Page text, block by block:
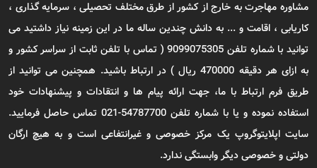
مشاوره مهاجرت به خارج از کشور از طرق مختلف تحصیلی ، سرمایه گذاری ،
کاریابی ، اقامت و ... به دانش چندین ساله ما در این زمینه نیاز داشتید می
توانید با شماره تلفن 9099075305 ( تماس با تلفن ثابت از سراسر کشور و
به ازای هر دقیقه 470000 ریال ) در ارتباط باشید. همچنین می توانید از
طریق فرم ارتباط با ما، جهت ارائه پیام ها و انتقادات و پیشنهادات خود
استفاده نموده و یا با شماره تلفن 54787700-021 تماس حاصل فرمایید.
سایت اپلایتوگروپ یک مرکز خصوصی و غیرانتفاعی است و به هیچ ارگان
دولتی و خصوصی دیگر وابستگی ندارد.